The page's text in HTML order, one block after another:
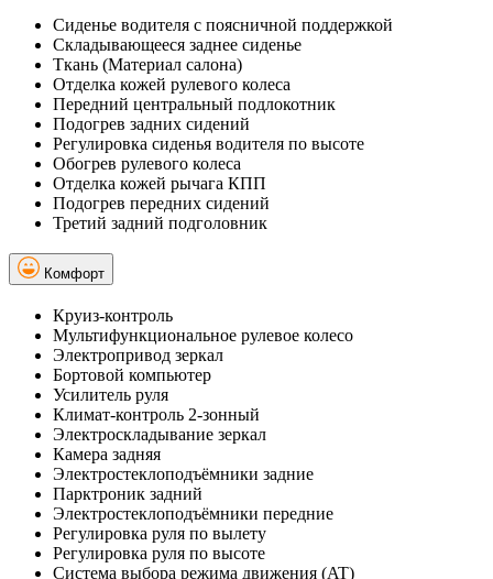
Сиденье водителя с поясничной поддержкой
Складывающееся заднее сиденье
Ткань (Материал салона)
Отделка кожей рулевого колеса
Передний центральный подлокотник
Подогрев задних сидений
Регулировка сиденья водителя по высоте
Обогрев рулевого колеса
Отделка кожей рычага КПП
Подогрев передних сидений
Третий задний подголовник
Комфорт
Круиз-контроль
Мультифункциональное рулевое колесо
Электропривод зеркал
Бортовой компьютер
Усилитель руля
Климат-контроль 2-зонный
Электроскладывание зеркал
Камера задняя
Электростеклоподъёмники задние
Парктроник задний
Электростеклоподъёмники передние
Регулировка руля по вылету
Регулировка руля по высоте
Система выбора режима движения (AT)